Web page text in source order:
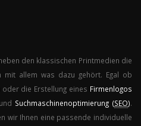
den klassischen Printmedien die
mit allem was dazu gehört. Egal ob
die Erstellung eines Firmenlogos
und Suchmaschinenoptimierung (SEO).
wir Ihnen eine passende individuelle